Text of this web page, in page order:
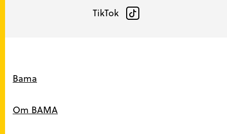
TikTok
Snarveier
Bama
Om BAMA